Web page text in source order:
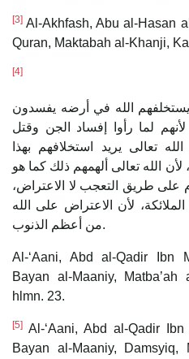
[3] Al-Akhfash, Abu al-Hasan
Quran, Maktabah al-Khanji,
[4]
الله في أرضه يفسدون
لأنهم لما رأوا إفساد الجن وقتل
تعالى يريد استخلافهم بهذا
لأن الله تعالى ألهمهم ذلك كما هو
على طريق التعجب لا الاعتراض،
لأن الاعتراض على الله
من أعظم الذنوب.
Al-‘Aani, Abd al-Qadir Ibn
Bayan al-Maaniy,
hlmn. 23.
[5] Al-‘Aani, Abd al-Qadir
Bayan al-Maaniy, Damsyiq,